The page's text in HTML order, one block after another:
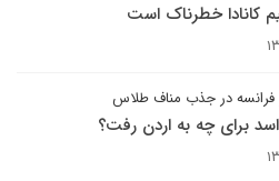
کانادا خطرناک است
فرانسه در جذب مناف طلاس
برای چه به اردن رفت؟